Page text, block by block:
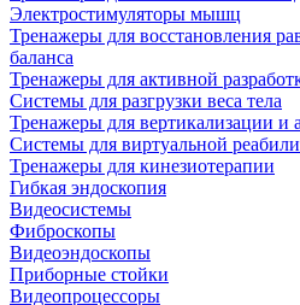
Электростимуляторы мышц
Тренажеры для восстановления
баланса
Тренажеры для активной
Системы для разгрузки веса тела
Тренажеры для вертикализации и
Системы для виртуальной
Тренажеры для кинезиотерапии
Гибкая эндоскопия
Видеосистемы
Фиброскопы
Видеоэндоскопы
Приборные стойки
Видеопроцессоры